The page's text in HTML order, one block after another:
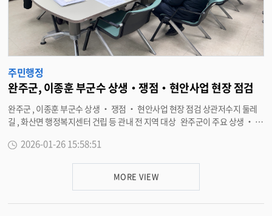
목표로 설정해 지속가능한 지역 발전 전략을 마련한다는 방침이다 . 유희태 완
주군수는 “ 완주군으로 귀농 · 귀촌하는 인구의 상당수가 젊은 층인 만큼 , 이
들이 지역에 안정적으로 정착할 수 있도록 기본소득을 보장하는 구체적이고
실현 가능한 정책 마련이 필요하다 ” 며 “ 완주군에 거주하는 외국인 주민들이
지역사회에 정착해 가정 형성과 출생으로 이어질 수 있도록 , 체계적인 정주 기
반을 갖춘 이민정책을 마련하는 것이 중요하다 ” 고 강조했다 . <담당부서 인
구정책과 290-2613>
주민행정
완주군, 이종훈 부군수 상생‧쟁점‧현안사업 현장 점검
완주군 , 이종훈 부군수 상생 ‧ 쟁점 ‧ 현안사업 현장 점검 상관저수지 둘레
길 , 화산면 행정복지센터 건립 등 관내 전 지역 대상 완주군이 주요 상생 ‧ 쟁
. 이번 현장점검은 26 일부터 2 월 4 일까지 진행되며 , 완주 ‧ 전주 상생협력
2026-01-26 15:58:51
MORE VIEW